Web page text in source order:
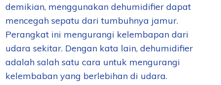
demikian, menggunakan dehumidifier dapat
mencegah sepatu dari tumbuhnya jamur.
Perangkat ini mengurangi kelembapan dari
udara sekitar. Dengan kata lain, dehumidifier
adalah salah satu cara untuk mengurangi
kelembaban yang berlebihan di udara.